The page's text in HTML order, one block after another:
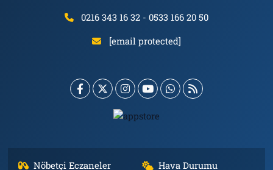
0216 343 16 32 - 0533 166 20 50
[email protected]
Nöbetçi Eczaneler Hava Durumu